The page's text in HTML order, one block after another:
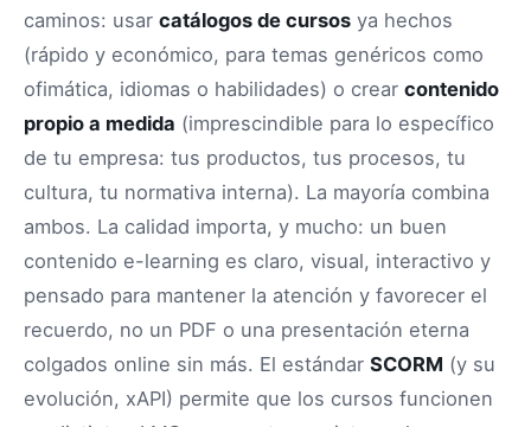
caminos: usar catálogos de cursos ya hechos
(rápido y económico, para temas genéricos como
ofimática, idiomas o habilidades) o crear contenido
propio a medida (imprescindible para lo específico
de tu empresa: tus productos, tus procesos, tu
cultura, tu normativa interna). La mayoría combina
ambos. La calidad importa, y mucho: un buen
contenido e-learning es claro, visual, interactivo y
pensado para mantener la atención y favorecer el
recuerdo, no un PDF o una presentación eterna
colgados online sin más. El estándar SCORM (y su
evolución, xAPI) permite que los cursos funcionen